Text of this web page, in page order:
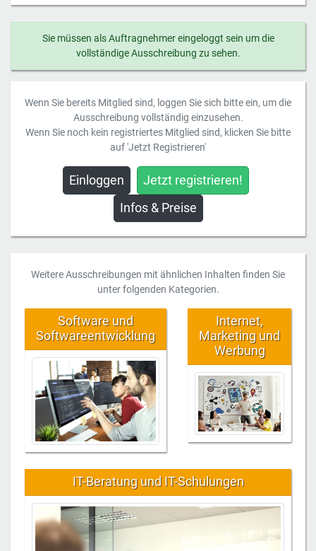
Sie müssen als Auftragnehmer eingeloggt sein um die
vollständige Ausschreibung zu sehen.
Wenn Sie bereits Mitglied sind, loggen Sie sich bitte ein, um die
Ausschreibung vollständig einzusehen.
Wenn Sie noch kein registriertes Mitglied sind, klicken Sie bitte
auf 'Jetzt Registrieren'
Einloggen
Jetzt registrieren!
Infos & Preise
Weitere Ausschreibungen mit ähnlichen Inhalten finden Sie
unter folgenden Kategorien.
Software und
Softwareentwicklung
Internet,
Marketing und
Werbung
IT-Beratung und IT-Schulungen